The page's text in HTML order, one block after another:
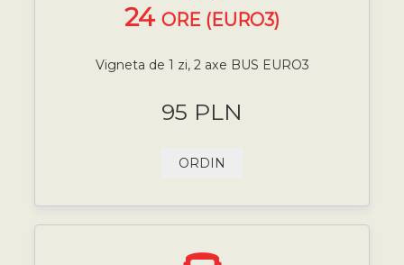
24 ORE (EURO3)
Vigneta de 1 zi, 2 axe BUS EURO3
95 PLN
ORDIN